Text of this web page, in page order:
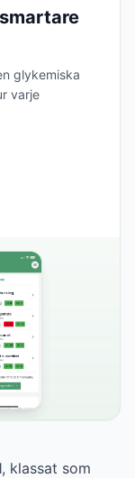
glykemiska
varje
klassat som